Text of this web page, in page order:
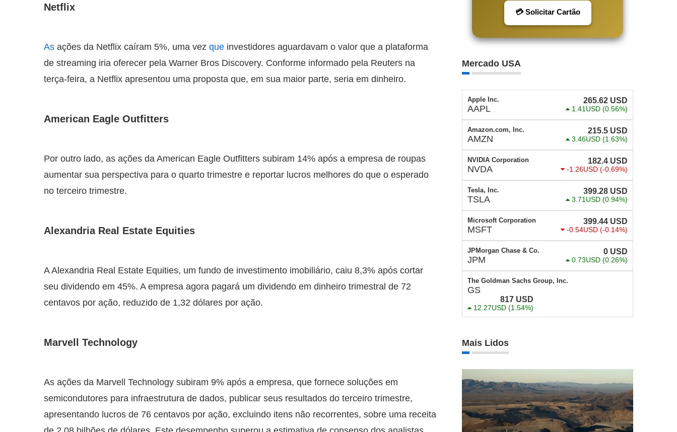
Netflix
As ações da Netflix caíram 5%, uma vez que investidores aguardavam o valor que a plataforma
de streaming iria oferecer pela Warner Bros Discovery. Conforme informado pela Reuters na
terça-feira, a Netflix apresentou uma proposta que, em sua maior parte, seria em dinheiro.
American Eagle Outfitters
Por outro lado, as ações da American Eagle Outfitters subiram 14% após a empresa de roupas
aumentar sua perspectiva para o quarto trimestre e reportar lucros melhores do que o esperado
no terceiro trimestre.
Alexandria Real Estate Equities
A Alexandria Real Estate Equities, um fundo de investimento imobiliário, caiu 8,3% após cortar
seu dividendo em 45%. A empresa agora pagará um dividendo em dinheiro trimestral de 72
centavos por ação, reduzido de 1,32 dólares por ação.
Marvell Technology
As ações da Marvell Technology subiram 9% após a empresa, que fornece soluções em
semicondutores para infraestrutura de dados, publicar seus resultados do terceiro trimestre,
apresentando lucros de 76 centavos por ação, excluindo itens não recorrentes, sobre uma receita
💳 Solicitar Cartão
Mercado USA
Apple Inc.
AAPL
265.62 USD
1.41USD (0.56%)
Amazon.com, Inc.
AMZN
215.5 USD
3.46USD (1.63%)
NVIDIA Corporation
NVDA
182.4 USD
-1.26USD (-0.69%)
Tesla, Inc.
TSLA
399.28 USD
3.71USD (0.94%)
Microsoft Corporation
MSFT
399.44 USD
-0.54USD (-0.14%)
JPMorgan Chase & Co.
JPM
0 USD
0.73USD (0.26%)
The Goldman Sachs Group, Inc.
GS
817 USD
12.27USD (1.54%)
Mais Lidos